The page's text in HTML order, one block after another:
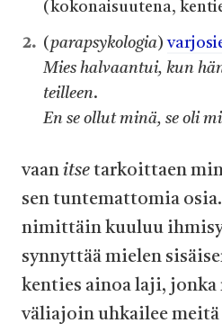
(kokonaisuutena,
(parapsykologia)
Mies halvaantui, kun
teilleen.
En se ollut minä, se oli
vaan itse tarkoittaen
sen tuntemattomia
nimittäin kuuluu
synnyttää mielen
kenties ainoa laji,
väliajoin uhkailee meitä